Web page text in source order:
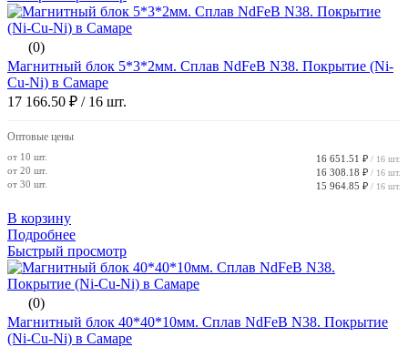
(0)
Магнитный блок 5*3*2мм. Сплав NdFeB N38. Покрытие (Ni-
Cu-Ni) в Самаре
17 166.50 ₽ / 16 шт.
Оптовые цены
от 10 шт. 16 651.51 ₽ / 16 шт.
от 20 шт. 16 308.18 ₽ / 16 шт.
от 30 шт. 15 964.85 ₽ / 16 шт.
В корзину
Подробнее
Быстрый просмотр
(0)
Магнитный блок 40*40*10мм. Сплав NdFeB N38. Покрытие
(Ni-Cu-Ni) в Самаре